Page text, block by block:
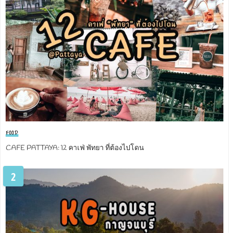
FOOD
CAFE PATTAYA: 12 คาเฟ่ พัทยา ที่ต้องไปโดน
2